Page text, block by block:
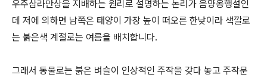
우주삼라만상을 지배하는 원리로 설명하는 논리가 음양옹행설인
데 저에 의하면 남쪽은 태양이 가장 높이 떠오른 한낮이라 색깔로
는 붉은색 계절로는 여름을 배치합니다.
그래서 동물로는 붉은 벼슬이 인상적인 주작을 갖다 놓고 주작문